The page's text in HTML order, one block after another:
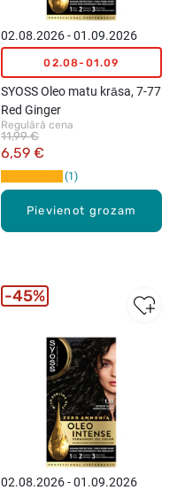
Pievienot grozam
02.08.2026 - 01.09.2026
02.08-01.09
SYOSS Oleo matu krāsa, 7-77
Red Ginger
Regulārā cena
6,59 €
11,99 €
1
02.08.2026 - 01.09.2026
45%